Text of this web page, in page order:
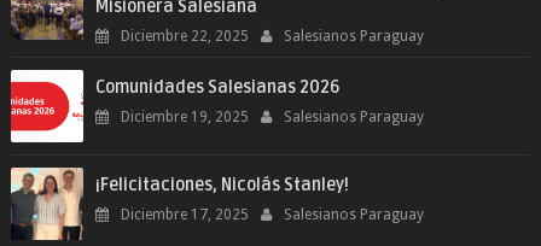
Misionera Salesiana
Diciembre 22, 2025 Salesianos Paraguay
Comunidades Salesianas 2026
Diciembre 19, 2025 Salesianos Paraguay
¡Felicitaciones, Nicolás Stanley!
Diciembre 17, 2025 Salesianos Paraguay